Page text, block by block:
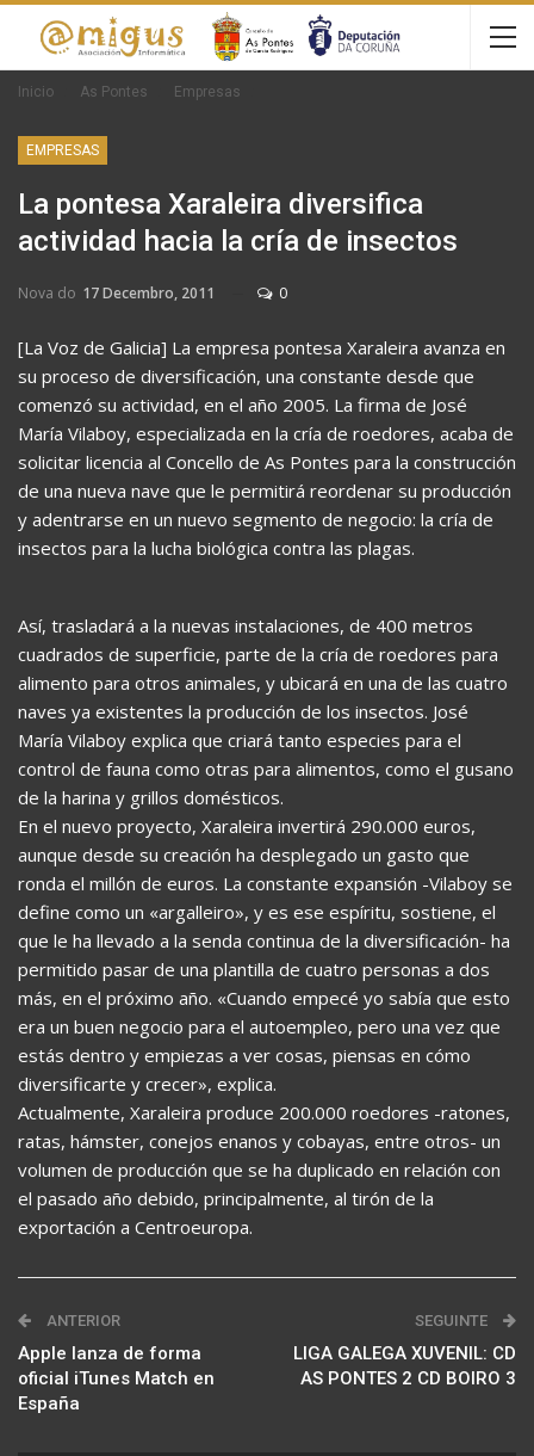
Inicio As Pontes Empresas
EMPRESAS
La pontesa Xaraleira diversifica
actividad hacia la cría de insectos
Nova do 17 Decembro, 2011 0
[La Voz de Galicia] La empresa pontesa Xaraleira avanza en
su proceso de diversificación, una constante desde que
comenzó su actividad, en el año 2005. La firma de José
María Vilaboy, especializada en la cría de roedores, acaba de
solicitar licencia al Concello de As Pontes para la construcción
de una nueva nave que le permitirá reordenar su producción
y adentrarse en un nuevo segmento de negocio: la cría de
insectos para la lucha biológica contra las plagas.
Así, trasladará a la nuevas instalaciones, de 400 metros
cuadrados de superficie, parte de la cría de roedores para
alimento para otros animales, y ubicará en una de las cuatro
naves ya existentes la producción de los insectos. José
María Vilaboy explica que criará tanto especies para el
control de fauna como otras para alimentos, como el gusano
de la harina y grillos domésticos.
En el nuevo proyecto, Xaraleira invertirá 290.000 euros,
aunque desde su creación ha desplegado un gasto que
ronda el millón de euros. La constante expansión -Vilaboy se
define como un «argalleiro», y es ese espíritu, sostiene, el
que le ha llevado a la senda continua de la diversificación- ha
permitido pasar de una plantilla de cuatro personas a dos
más, en el próximo año. «Cuando empecé yo sabía que esto
era un buen negocio para el autoempleo, pero una vez que
estás dentro y empiezas a ver cosas, piensas en cómo
diversificarte y crecer», explica.
Actualmente, Xaraleira produce 200.000 roedores -ratones,
ratas, hámster, conejos enanos y cobayas, entre otros- un
volumen de producción que se ha duplicado en relación con
el pasado año debido, principalmente, al tirón de la
exportación a Centroeuropa.
ANTERIOR
Apple lanza de forma
oficial iTunes Match en
España
SEGUINTE
LIGA GALEGA XUVENIL: CD
AS PONTES 2 CD BOIRO 3